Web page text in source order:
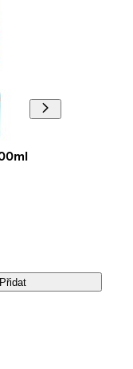
Přidat